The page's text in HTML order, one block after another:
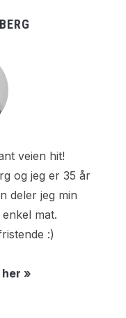
veien hit!
og jeg er 35 år
deler jeg min
mat.
:)
her »